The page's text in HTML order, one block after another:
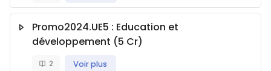
Promo2024.UE5 : Education et
développement (5 Cr)
2 Voir plus